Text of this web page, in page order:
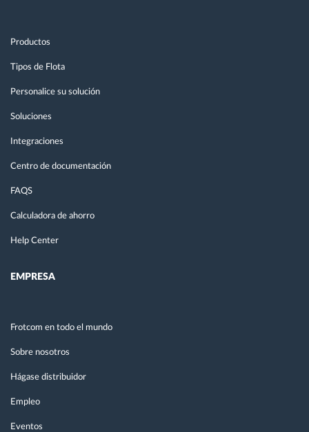
Productos
Tipos de Flota
Personalice su solución
Soluciones
Integraciones
Centro de documentación
FAQS
Calculadora de ahorro
Help Center
EMPRESA
Frotcom en todo el mundo
Sobre nosotros
Hágase distribuidor
Empleo
Eventos